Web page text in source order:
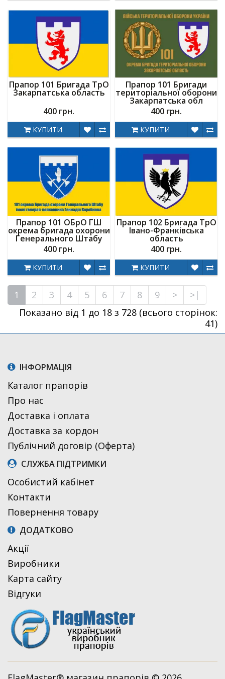
Прапор 101 Бригада ТрО
Закарпатська область
400 грн.
КУПИТИ
Прапор 101 Бригади
територіальної оборони
Закарпатська обл
400 грн.
КУПИТИ
Прапор 101 ОБрО ГШ
окрема бригада охорони
Генерального Штабу
400 грн.
КУПИТИ
Прапор 102 Бригада ТрО
Івано-Франківська
область
400 грн.
КУПИТИ
1 2 3 4 5 6 7 8 9 >
>|
Показано від 1 до 18 з 728 (всього сторінок:
41)
ІНФОРМАЦІЯ
Каталог прапорів
Про нас
Доставка і оплата
Доставка за кордон
Публічний договір (Оферта)
СЛУЖБА ПІДТРИМКИ
Особистий кабінет
Контакти
Повернення товару
ДОДАТКОВО
Акції
Виробники
Карта сайту
Відгуки